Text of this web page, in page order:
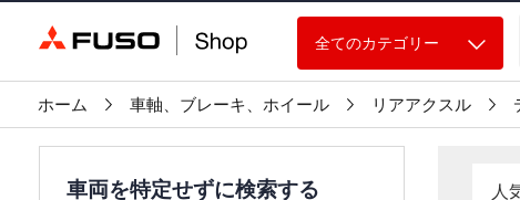
全てのカテゴリー
ホーム 車軸、ブレーキ、ホイール リアアクスル
車両を特定せずに検索する 人